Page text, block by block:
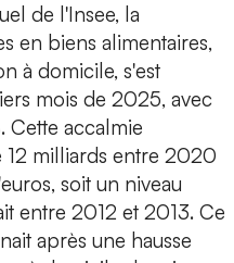
de l'Insee, la
en biens alimentaires,
à domicile, s'est
mois de 2025, avec
Cette accalmie
12 milliards entre 2020
soit un niveau
entre 2012 et 2013. Ce
après une hausse